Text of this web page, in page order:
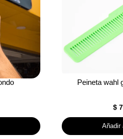
Peineta wahl
$
Añadir